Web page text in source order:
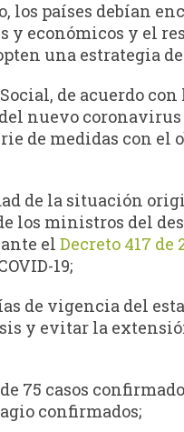
los países debían
económicos y el
una estrategia
de acuerdo con
nuevo coronavirus
de medidas con el
de la situación
los ministros del
el Decreto 417 de
19;
de vigencia del
y evitar la
75 casos
confirmados;